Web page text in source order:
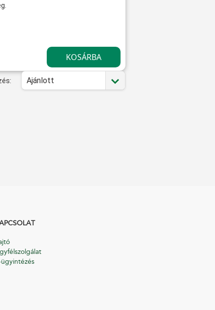
Ajánlott
ügyintézés